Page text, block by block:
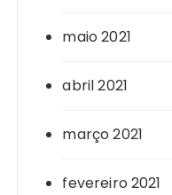
maio 2021
abril 2021
março 2021
fevereiro 2021